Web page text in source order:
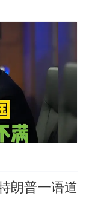
朗普一语道